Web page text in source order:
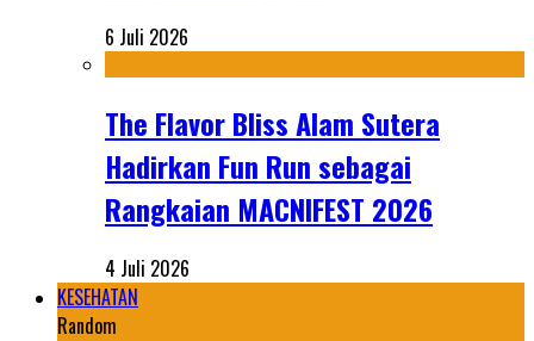
6 Juli 2026
The Flavor Bliss Alam Sutera
Hadirkan Fun Run sebagai
Rangkaian MACNIFEST 2026
4 Juli 2026
KESEHATAN
Random